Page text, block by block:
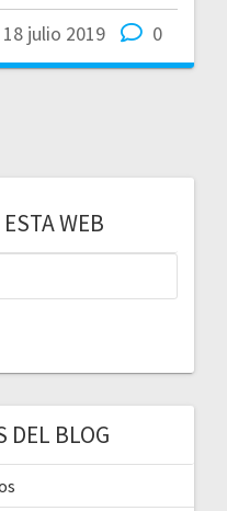
18 julio 2019 0
WEB
DEL BLOG